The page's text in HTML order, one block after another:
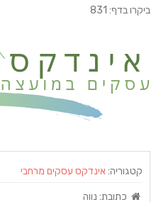
ביקרו בדף: 831
קטגוריה:אינדקס עסקים מרחבי
כתובת: נווה